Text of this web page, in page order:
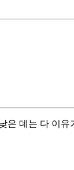
데는 다 이